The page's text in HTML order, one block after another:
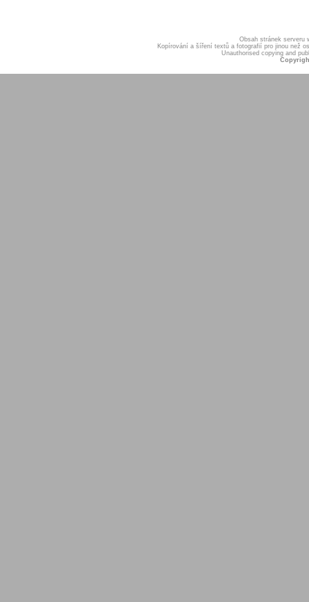
Obsah stránek serveru
Kopírování a šíření textů a fotografií pro jinou než
Unauthorised copying and